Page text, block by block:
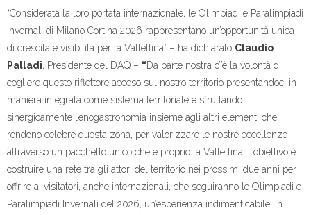
“Considerata la loro portata internazionale, le Olimpiadi e Paralimpiadi
Invernali di Milano Cortina 2026 rappresentano un’opportunità unica
di crescita e visibilità per la Valtellina” – ha dichiarato Claudio
Palladi , Presidente del DAQ – “Da parte nostra c’’è la volontà di
cogliere questo riflettore acceso sul nostro territorio presentandoci in
maniera integrata come sistema territoriale e sfruttando
sinergicamente l’enogastronomia insieme agli altri elementi che
rendono celebre questa zona, per valorizzare le nostre eccellenze
attraverso un pacchetto unico che è proprio la Valtellina. L’obiettivo è
costruire una rete tra gli attori del territorio nei prossimi due anni per
offrire ai visitatori, anche internazionali, che seguiranno le Olimpiadi e
Paralimpiadi Invernali del 2026, un’esperienza indimenticabile, in